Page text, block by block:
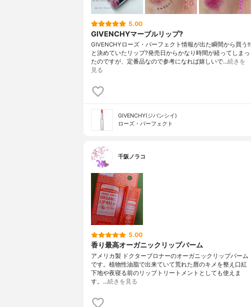
5.00
GIVENCHYマーブルリップ?
GIVENCHYローズ・パーフェクト情報が出た瞬間から買う!!
と決めていたリップ?発売日からかなり時間が経ってしまっ
たのですが、定番品なので参考になれば嬉しいで…続きを
見る
GIVENCHY(ジバンシイ)
ローズ・パーフェクト
千阪ノラコ
5.00
香り最高オーガニックリップバーム
アメリカ製 ドクターブロナーのオーガニックリップバーム
です。植物性油脂で出来ていて荒れた唇のキメを整え口紅
下地や夜寝る前のリップトリートメントとしても使えま
す。…続きを見る